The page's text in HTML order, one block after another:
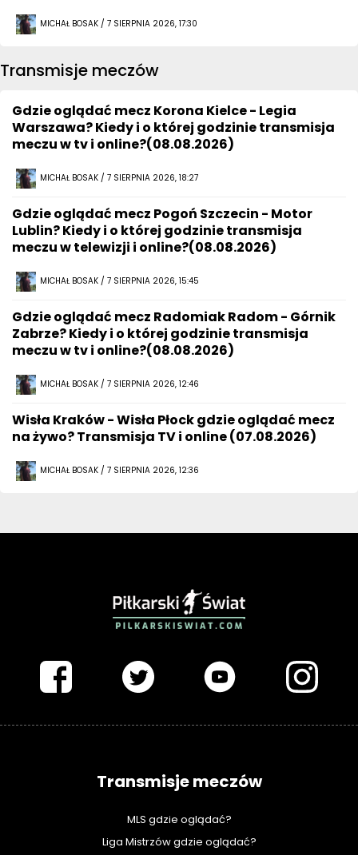
MICHAŁ BOSAK / 7 SIERPNIA 2026, 17:30
Transmisje meczów
Gdzie oglądać mecz Korona Kielce - Legia
Warszawa? Kiedy i o której godzinie transmisja
meczu w tv i online?(08.08.2026)
MICHAŁ BOSAK / 7 SIERPNIA 2026, 18:27
Gdzie oglądać mecz Pogoń Szczecin - Motor
Lublin? Kiedy i o której godzinie transmisja
meczu w telewizji i online?(08.08.2026)
MICHAŁ BOSAK / 7 SIERPNIA 2026, 15:45
Gdzie oglądać mecz Radomiak Radom - Górnik
Zabrze? Kiedy i o której godzinie transmisja
meczu w tv i online?(08.08.2026)
MICHAŁ BOSAK / 7 SIERPNIA 2026, 12:46
Wisła Kraków - Wisła Płock gdzie oglądać mecz
na żywo? Transmisja TV i online (07.08.2026)
MICHAŁ BOSAK / 7 SIERPNIA 2026, 12:36
Transmisje meczów
MLS gdzie oglądać?
Liga Mistrzów gdzie oglądać?